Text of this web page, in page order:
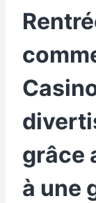
grâce
à une